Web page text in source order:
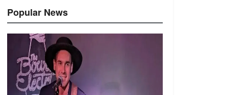
Popular News